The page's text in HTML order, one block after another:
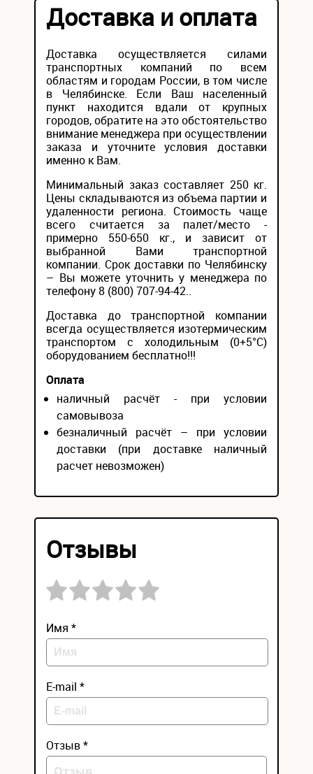
Доставка и оплата
Доставка осуществляется силами
транспортных компаний по всем
областям и городам России, в том числе
в Челябинске. Если Ваш населенный
пункт находится вдали от крупных
городов, обратите на это обстоятельство
внимание менеджера при осуществлении
заказа и уточните условия доставки
именно к Вам.
Минимальный заказ составляет 250 кг.
Цены складываются из объема партии и
удаленности региона. Стоимость чаще
всего считается за палет/место -
примерно 550-650 кг., и зависит от
выбранной Вами транспортной
компании. Срок доставки по Челябинску
– Вы можете уточнить у менеджера по
телефону 8 (800) 707-94-42..
Доставка до транспортной компании
всегда осуществляется изотермическим
транспортом с холодильным (0+5°С)
оборудованием бесплатно!!!
Оплата
наличный расчёт - при условии
самовывоза
безналичный расчёт – при условии
доставки (при доставке наличный
расчет невозможен)
Отзывы
Имя *
E-mail *
Отзыв *